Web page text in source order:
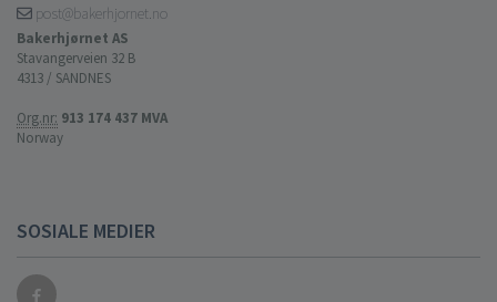
post@bakerhjornet.no
Bakerhjørnet AS
Stavangerveien 32 B
4313 / SANDNES
Org.nr: 913 174 437 MVA
Norway
SOSIALE MEDIER